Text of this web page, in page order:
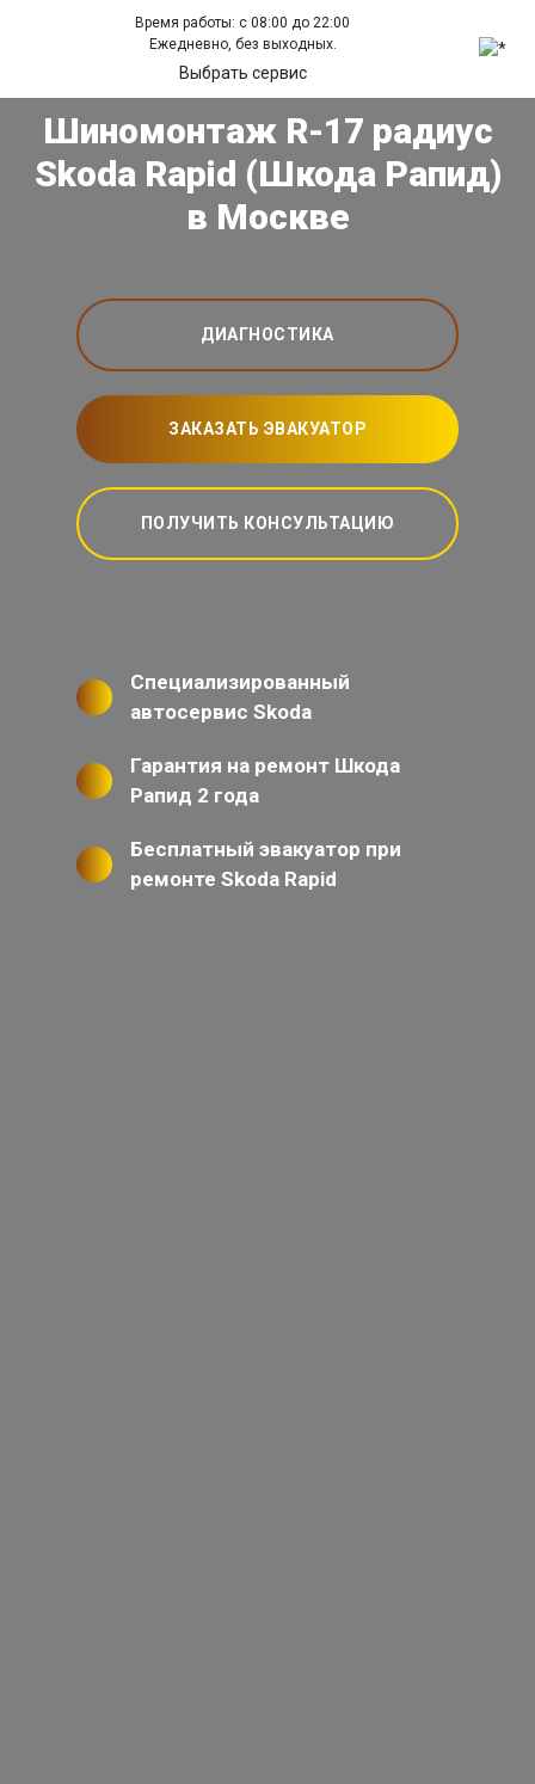
Время работы: с 08:00 до 22:00
Ежедневно, без выходных.
Выбрать сервис
Шиномонтаж R-17 радиус
Skoda Rapid (Шкода Рапид)
в Москве
ДИАГНОСТИКА
ЗАКАЗАТЬ ЭВАКУАТОР
ПОЛУЧИТЬ КОНСУЛЬТАЦИЮ
Специализированный
автосервис Skoda
Гарантия на ремонт Шкода
Рапид 2 года
Бесплатный эвакуатор при
ремонте Skoda Rapid